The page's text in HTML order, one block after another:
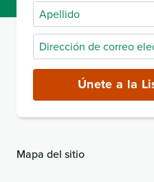
pila
Apellido
Dirección
de
electrónico
(obligatorio)
Únete a la
Mapa del sitio